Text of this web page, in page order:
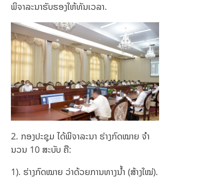
ພິຈາລະນາຮັບຮອງໃຫ້ທັນເວລາ.
2. ກອງປະຊຸມ ໄດ້ພິຈາລະນາ ຮ່າງກົດໝາຍ ຈໍາ
ນວນ 10 ສະບັບ ຄື:
1). ຮ່າງກົດໝາຍ ວ່າດ້ວຍການທາງນໍ້າ (ສ້າງໃໝ່).